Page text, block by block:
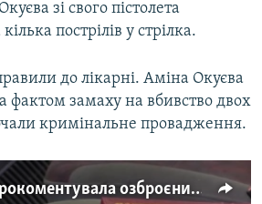
зі свого пістолета
пострілів у стрілка.
до лікарні. Аміна Окуєва
фактом замаху на вбивство двох
кримінальне провадження.
Аміна Окуєва прокоментувала озброєний напад на неї та Адама Осмаєва (відео)